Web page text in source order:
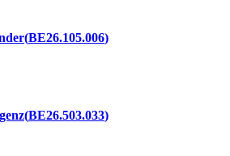
BE26.105.006
BE26.503.033